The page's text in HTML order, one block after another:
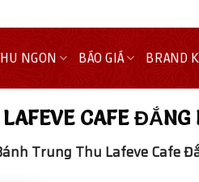
NGON BÁO GIÁ BRAND
CAFE ĐẮNG
Trung Thu Lafeve Cafe